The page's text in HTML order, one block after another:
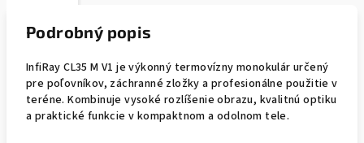
Podrobný popis
InfiRay CL35 M V1 je výkonný termovízny monokulár určený
pre poľovníkov, záchranné zložky a profesionálne použitie v
teréne. Kombinuje vysoké rozlíšenie obrazu, kvalitnú optiku
a praktické funkcie v kompaktnom a odolnom tele.